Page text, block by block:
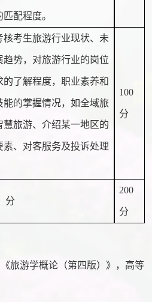
配程度。
核考生旅游行业现状、未
趋势，对旅游行业的岗位
的了解程度，职业素养和
能的掌握情况，如全域旅
慧旅游、介绍某一地区的
素、对客服务及投诉处理
100
分
分
200
分
《旅游学概论（第四版）》 ， 高等